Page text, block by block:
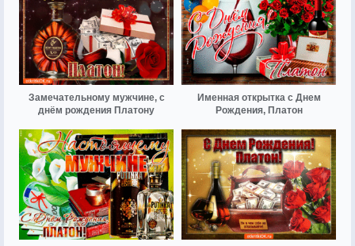
Замечательному мужчине, с
днём рождения Платону
Именная открытка с Днем
Рождения, Платон